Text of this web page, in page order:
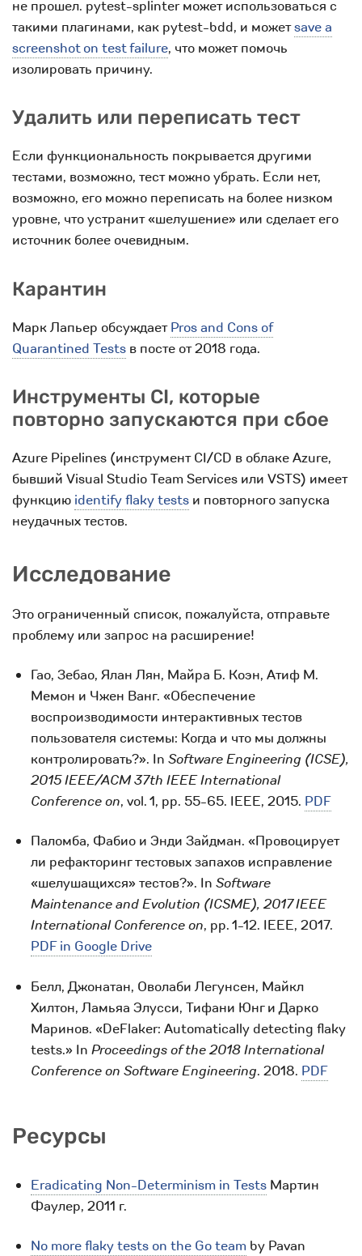
не прошел. pytest-splinter может использоваться с
такими плагинами, как pytest-bdd, и можетsave a
screenshot on test failure, что может помочь
изолировать причину.
Удалить или переписать тест
Если функциональность покрывается другими
тестами, возможно, тест можно убрать. Если нет,
возможно, его можно переписать на более низком
уровне, что устранит «шелушение» или сделает его
источник более очевидным.
Карантин
Марк Лапьер обсуждаетPros and Cons of
Quarantined Tests в посте от 2018 года.
Инструменты CI, которые
повторно запускаются при сбое
Azure Pipelines (инструмент CI/CD в облаке Azure,
бывший Visual Studio Team Services или VSTS) имеет
функцию identify flaky tests и повторного запуска
неудачных тестов.
Исследование
Это ограниченный список, пожалуйста, отправьте
проблему или запрос на расширение!
Гао, Зебао, Ялан Лян, Майра Б. Коэн, Атиф М.
Мемон и Чжен Ванг. «Обеспечение
воспроизводимости интерактивных тестов
пользователя системы: Когда и что мы должны
контролировать?». In Software Engineering (ICSE),
2015 IEEE/ACM 37th IEEE International
Conference on, vol. 1, pp. 55-65. IEEE, 2015. PDF
Паломба, Фабио и Энди Зайдман. «Провоцирует
ли рефакторинг тестовых запахов исправление
«шелушащихся» тестов?». In Software
Maintenance and Evolution (ICSME), 2017 IEEE
International Conference on, pp. 1-12. IEEE, 2017.
PDF in Google Drive
Белл, Джонатан, Оволаби Легунсен, Майкл
Хилтон, Ламьяа Элусси, Тифани Юнг и Дарко
Маринов. «DeFlaker: Automatically detecting flaky
tests.» In Proceedings of the 2018 International
Conference on Software Engineering. 2018. PDF
Ресурсы
Eradicating Non-Determinism in TestsМартин
Фаулер, 2011 г.
No more flaky tests on the Go teamby Pavan